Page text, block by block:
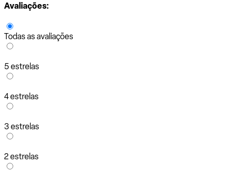
Avaliações:
Todas as avaliações
5 estrelas
4 estrelas
3 estrelas
2 estrelas